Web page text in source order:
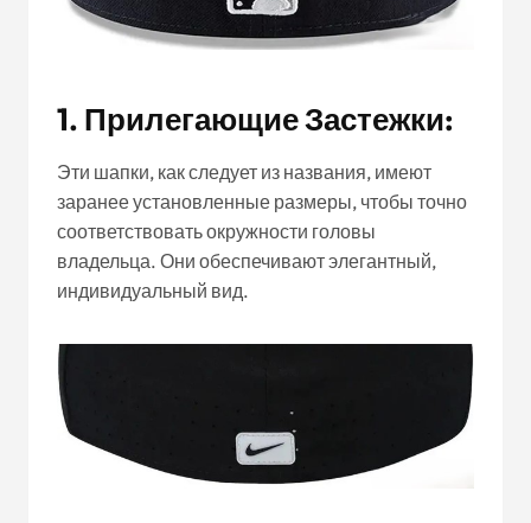
1. Прилегающие Застежки:
Эти шапки, как следует из названия, имеют
заранее установленные размеры, чтобы точно
соответствовать окружности головы
владельца. Они обеспечивают элегантный,
индивидуальный вид.